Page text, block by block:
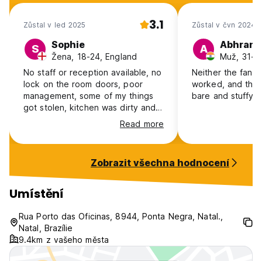
Zůstal v led 2025 3.1
S Sophie
Žena, 18-24, England
No staff or reception available, no
lock on the room doors, poor
management, some of my things
got stolen, kitchen was dirty and
the kitchen equipment was very
minimal, general unsettling
atmosphere.
Read more
Zůstal v čvn 2024
A Abhranil
Muž, 31-
Neither the fan
worked, and the
bare and stuffy
Zobrazit všechna hodnocení
Umístění
Rua Porto das Oficinas, 8944, Ponta Negra, Natal.,
Natal, Brazílie
9.4km z vašeho města